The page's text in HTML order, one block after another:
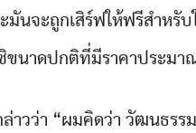
ะมันจะถูกเสิร์ฟให้ฟรีสำหรั
ขนาดปกติที่มีราคาประมา
ล่าวว่า “ผมคิดว่า วัฒนธร